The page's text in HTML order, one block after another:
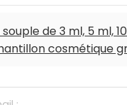
de 3 ml, 5 ml,
cosmétique